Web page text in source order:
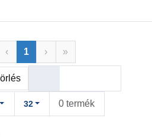
‹ 1 › »
32 0 termék